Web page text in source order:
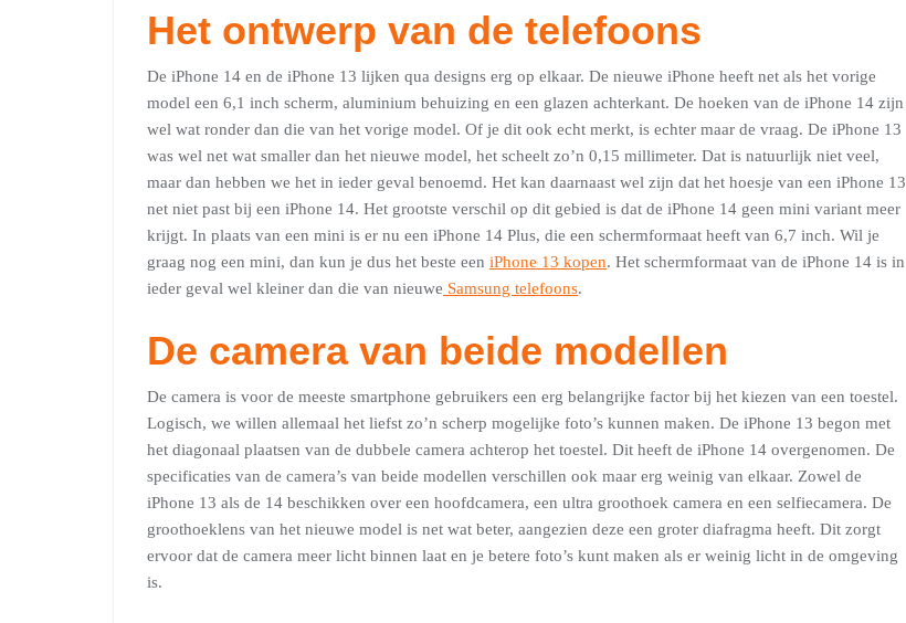
Het ontwerp van de telefoons
De iPhone 14 en de iPhone 13 lijken qua designs erg op elkaar. De nieuwe iPhone heeft net als het vorige
model een 6,1 inch scherm, aluminium behuizing en een glazen achterkant. De hoeken van de iPhone 14 zijn
wel wat ronder dan die van het vorige model. Of je dit ook echt merkt, is echter maar de vraag. De iPhone 13
was wel net wat smaller dan het nieuwe model, het scheelt zo’n 0,15 millimeter. Dat is natuurlijk niet veel,
maar dan hebben we het in ieder geval benoemd. Het kan daarnaast wel zijn dat het hoesje van een iPhone 13
net niet past bij een iPhone 14. Het grootste verschil op dit gebied is dat de iPhone 14 geen mini variant meer
krijgt. In plaats van een mini is er nu een iPhone 14 Plus, die een schermformaat heeft van 6,7 inch. Wil je
graag nog een mini, dan kun je dus het beste een iPhone 13 kopen. Het schermformaat van de iPhone 14 is in
ieder geval wel kleiner dan die van nieuwe Samsung telefoons.
De camera van beide modellen
De camera is voor de meeste smartphone gebruikers een erg belangrijke factor bij het kiezen van een toestel.
Logisch, we willen allemaal het liefst zo’n scherp mogelijke foto’s kunnen maken. De iPhone 13 begon met
het diagonaal plaatsen van de dubbele camera achterop het toestel. Dit heeft de iPhone 14 overgenomen. De
specificaties van de camera’s van beide modellen verschillen ook maar erg weinig van elkaar. Zowel de
iPhone 13 als de 14 beschikken over een hoofdcamera, een ultra groothoek camera en een selfiecamera. De
groothoeklens van het nieuwe model is net wat beter, aangezien deze een groter diafragma heeft. Dit zorgt
ervoor dat de camera meer licht binnen laat en je betere foto’s kunt maken als er weinig licht in de omgeving
is.